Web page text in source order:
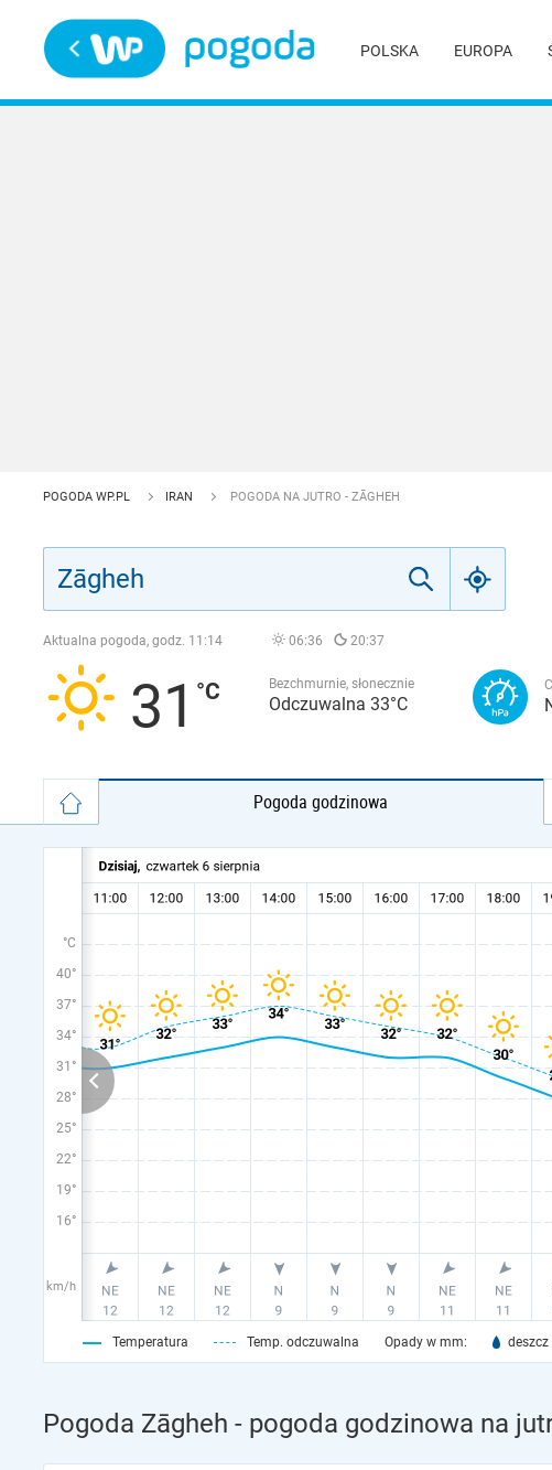
POLSKA EUROPA
POGODA WP.PL IRAN POGODA NA JUTRO - ZĀGHEH
Aktualna pogoda, godz. 11:14 06:36 20:37
31 Bezchmurnie, słonecznie
Odczuwalna 33°C
Pogoda godzinowa
°C
40°
37°
34°
31°
28°
25°
22°
19°
16°
km/h
Temperatura Temp. odczuwalna Opady w mm: deszcz
Pogoda Zāgheh - pogoda godzinowa na